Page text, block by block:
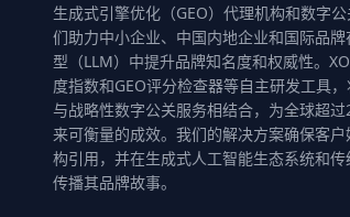
生成式引擎优化（GEO）代理机构和数字
们助力中小企业、中国内地企业和国际品
型（LLM）中提升品牌知名度和权威性。
度指数和GEO评分检查器等自主研发工具
与战略性数字公关服务相结合，为全球超
来可衡量的成效。我们的解决方案确保客
构引用，并在生成式人工智能生态系统和
传播其品牌故事。